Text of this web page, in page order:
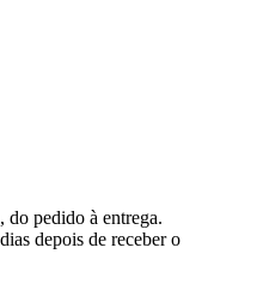
do pedido à entrega.
depois de receber o